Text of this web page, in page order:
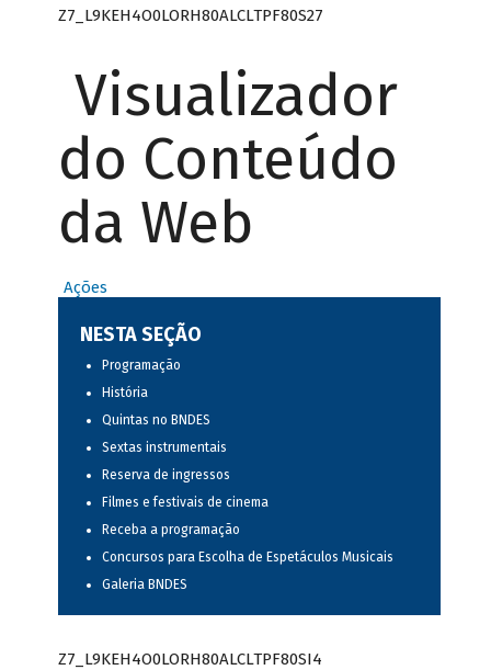
Z7_L9KEH4O0LORH80ALCLTPF80S27
Visualizador
do Conteúdo
da Web
Ações
NESTA SEÇÃO
Programação
História
Quintas no BNDES
Sextas instrumentais
Reserva de ingressos
Filmes e festivais de cinema
Receba a programação
Concursos para Escolha de Espetáculos Musicais
Galeria BNDES
Z7_L9KEH4O0LORH80ALCLTPF80SI4